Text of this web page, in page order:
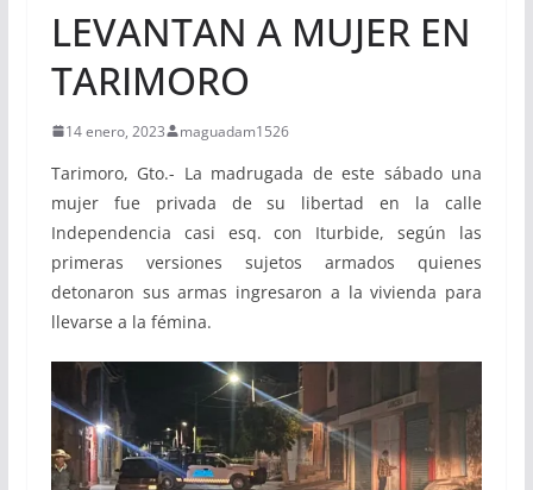
LEVANTAN A MUJER EN
TARIMORO
14 enero, 2023 maguadam1526
Tarimoro, Gto.- La madrugada de este sábado una
mujer fue privada de su libertad en la calle
Independencia casi esq. con Iturbide, según las
primeras versiones sujetos armados quienes
detonaron sus armas ingresaron a la vivienda para
llevarse a la fémina.